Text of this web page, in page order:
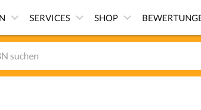
SERVICES SHOP